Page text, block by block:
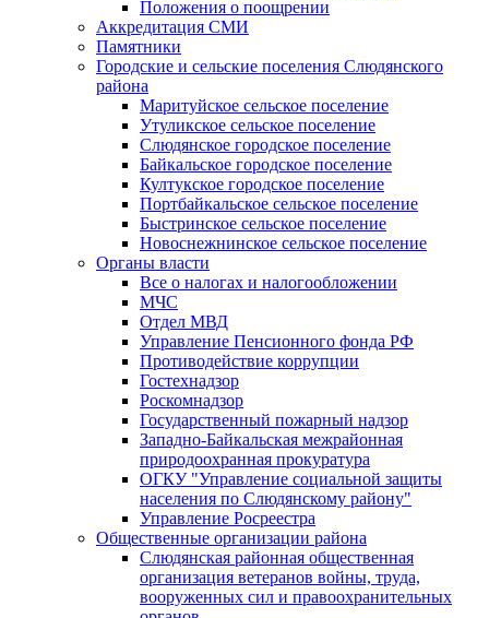
Положения о поощрении
Аккредитация СМИ
Памятники
Городские и сельские поселения Слюдянского
района
Маритуйское сельское поселение
Утуликское сельское поселение
Слюдянское городское поселение
Байкальское городское поселение
Култукское городское поселение
Портбайкальское сельское поселение
Быстринское сельское поселение
Новоснежнинское сельское поселение
Органы власти
Все о налогах и налогообложении
МЧС
Отдел МВД
Управление Пенсионного фонда РФ
Противодействие коррупции
Гостехнадзор
Роскомнадзор
Государственный пожарный надзор
Западно-Байкальская межрайонная
природоохранная прокуратура
ОГКУ "Управление социальной защиты
населения по Слюдянскому району"
Управление Росреестра
Общественные организации района
Слюдянская районная общественная
организация ветеранов войны, труда,
вооруженных сил и правоохранительных